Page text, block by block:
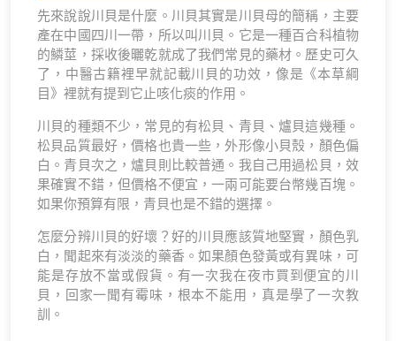
先來說說川貝是什麼。川貝其實是川貝母的簡稱，主要
產在中國四川一帶，所以叫川貝。它是一種百合科植物
的鱗莖，採收後曬乾就成了我們常見的藥材。歷史可久
了，中醫古籍裡早就記載川貝的功效，像是《本草綱
目》裡就有提到它止咳化痰的作用。
川貝的種類不少，常見的有松貝、青貝、爐貝這幾種。
松貝品質最好，價格也貴一些，外形像小貝殼，顏色偏
白。青貝次之，爐貝則比較普通。我自己用過松貝，效
果確實不錯，但價格不便宜，一兩可能要台幣幾百塊。
如果你預算有限，青貝也是不錯的選擇。
怎麼分辨川貝的好壞？好的川貝應該質地堅實，顏色乳
白，聞起來有淡淡的藥香。如果顏色發黃或有異味，可
能是存放不當或假貨。有一次我在夜市買到便宜的川
貝，回家一聞有霉味，根本不能用，真是學了一次教
訓。